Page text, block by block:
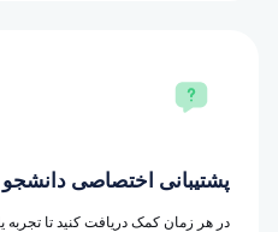
پشتیبانی اختصاصی دانشجو
در هر زمان کمک دریافت کنید تا